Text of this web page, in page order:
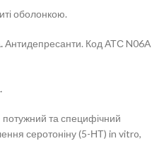
оболонкою.
Антидепресанти. Код АТС N06A
та специфічний
серотоніну (5-НТ) in vitro,